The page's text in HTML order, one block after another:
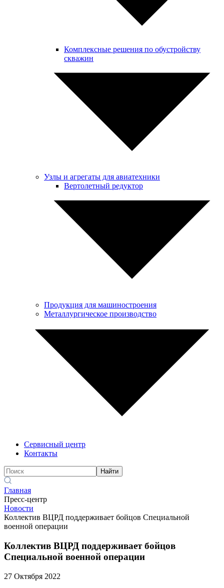
Комплексные решения по обустройству
скважин
Узлы и агрегаты для авиатехники
Вертолетный редуктор
Продукция для машиностроения
Металлургическое производство
Сервисный центр
Контакты
Найти
Главная
Пресс-центр
Новости
Коллектив ВЦРД поддерживает бойцов Специальной
военной операции
Коллектив ВЦРД поддерживает бойцов
Специальной военной операции
27 Октября 2022